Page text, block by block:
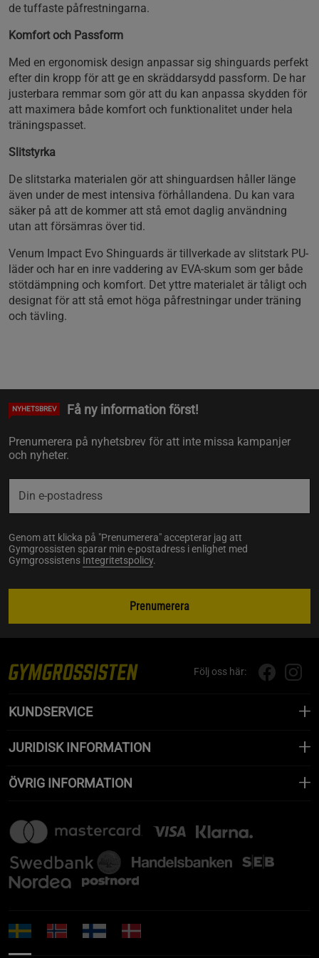
de tuffaste påfrestningarna.
Komfort och Passform
Med en ergonomisk design anpassar sig shinguards perfekt
efter din kropp för att ge en skräddarsydd passform. De har
justerbara remmar som gör att du kan anpassa skydden för
att maximera både komfort och funktionalitet under hela
träningspasset.
Slitstyrka
De slitstarka materialen gör att shinguardsen håller länge
även under de mest intensiva förhållandena. Du kan vara
säker på att de kommer att stå emot daglig användning
utan att försämras över tid.
Venum Impact Evo Shinguards är tillverkade av slitstark PU-
läder och har en inre vaddering av EVA-skum som ger både
stötdämpning och komfort. Det yttre materialet är tåligt och
designat för att stå emot höga påfrestningar under träning
och tävling.
NYHETSBREV Få ny information först!
Prenumerera på nyhetsbrev för att inte missa kampanjer
och nyheter.
Genom att klicka på "Prenumerera" accepterar jag att
Gymgrossisten sparar min e-postadress i enlighet med
Gymgrossistens Integritetspolicy.
Prenumerera
Följ oss här:
KUNDSERVICE
JURIDISK INFORMATION
ÖVRIG INFORMATION